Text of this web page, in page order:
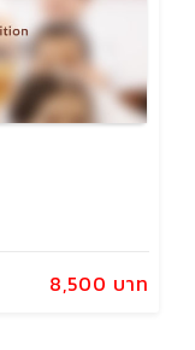
8,500 บาท